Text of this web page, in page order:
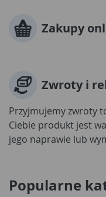
Zakupy
Zwroty i
Przyjmujemy zwroty
Ciebie produkt jest
jego naprawie lub
Popularne